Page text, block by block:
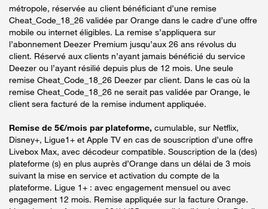
métropole, réservée au client bénéficiant d’une remise
Cheat_Code_18_26 validée par Orange dans le cadre d’une offre
mobile ou internet éligibles. La remise s’appliquera sur
l’abonnement Deezer Premium jusqu’aux 26 ans révolus du
client. Réservé aux clients n’ayant jamais bénéficié du service
Deezer ou l’ayant résilié depuis plus de 12 mois. Une seule
remise Cheat_Code_18_26 Deezer par client. Dans le cas où la
remise Cheat_Code_18_26 ne serait pas validée par Orange, le
client sera facturé de la remise indument appliquée.
Remise de 5€/mois par plateforme, cumulable, sur Netflix,
Disney+, Ligue1+ et Apple TV en cas de souscription d’une offre
Livebox Max, avec décodeur compatible. Souscription de la (des)
plateforme (s) en plus auprès d’Orange dans un délai de 3 mois
suivant la mise en service et activation du compte de la
plateforme. Ligue 1+ : avec engagement mensuel ou avec
engagement 12 mois. Remise appliquée sur la facture Orange.